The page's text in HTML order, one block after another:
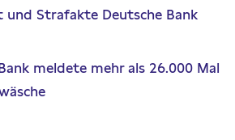
und Strafakte Deutsche Bank
meldete mehr als 26.000 Mal